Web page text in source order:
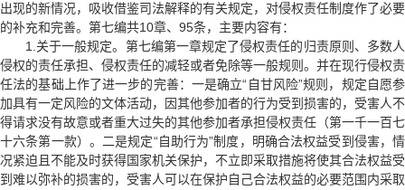
出现的新情况，吸收借鉴司法解释的有关规定，对侵权责任制度作了必要
的补充和完善。第七编共10章、95条，主要内容有：
1.关于一般规定。第七编第一章规定了侵权责任的归责原则、多数人
侵权的责任承担、侵权责任的减轻或者免除等一般规则。并在现行侵权责
任法的基础上作了进一步的完善：一是确立“自甘风险”规则，规定自愿参
加具有一定风险的文体活动，因其他参加者的行为受到损害的，受害人不
得请求没有故意或者重大过失的其他参加者承担侵权责任（第一千一百七
十六条第一款）。二是规定“自助行为”制度，明确合法权益受到侵害，情
况紧迫且不能及时获得国家机关保护，不立即采取措施将使其合法权益受
到难以弥补的损害的，受害人可以在保护自己合法权益的必要范围内采取